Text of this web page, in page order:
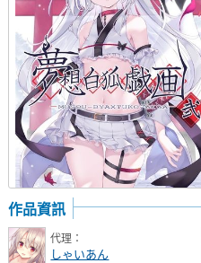
作品資訊
代理：
しゃいあん